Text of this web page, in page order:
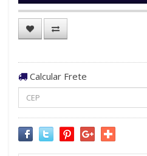
Calcular Frete